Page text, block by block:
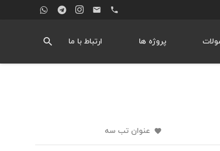
phone
email
پروژه ها ارتباط با ما search
favorite عنوان تب سه